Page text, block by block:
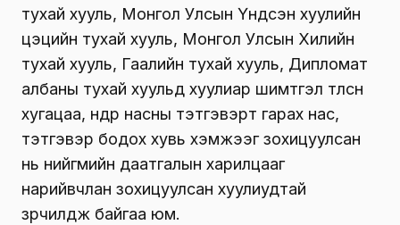
тухай хууль, Монгол Улсын Үндсэн хуулийн
цэцийн тухай хууль, Монгол Улсын Хилийн
тухай хууль, Гаалийн тухай хууль, Дипломат
албаны тухай хуульд хуулиар шимтгэл төлсөн
хугацаа, өндөр насны тэтгэвэрт гарах нас,
тэтгэвэр бодох хувь хэмжээг зохицуулсан
нь нийгмийн даатгалын харилцааг
нарийвчлан зохицуулсан хуулиудтай
зөрчилдөж байгаа юм.